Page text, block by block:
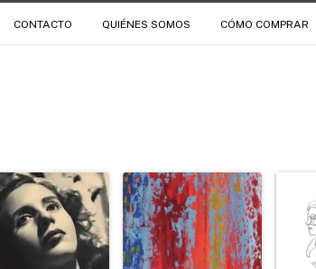
CONTACTO QUIÉNES SOMOS CÓMO COMPRAR